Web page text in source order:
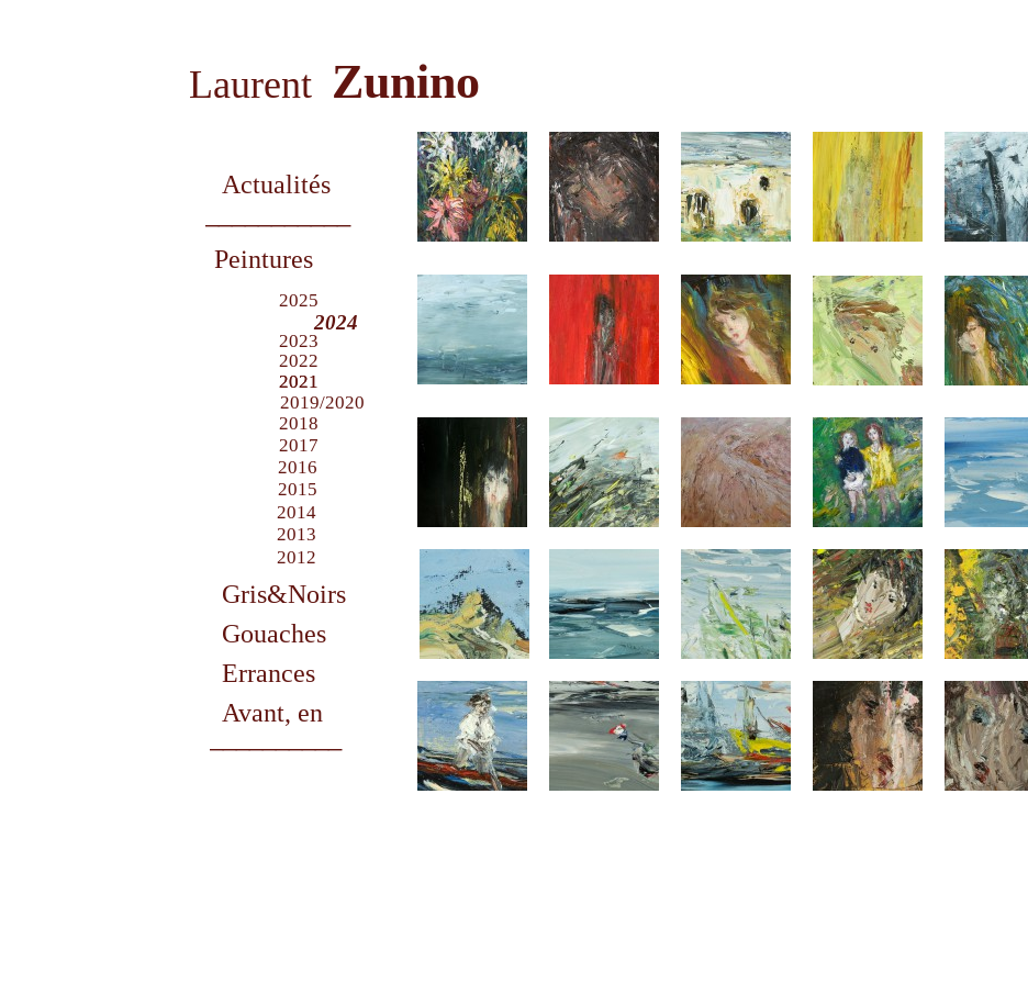
2025
2024
2023
2021
2022
2021
2019/2020
2018
Avant, en
vrac!
Errances
2017
2016
2015
2012
2013
2014
Gris&Noirs
Gouaches
Peintures
Actualités
Laurent Zunino